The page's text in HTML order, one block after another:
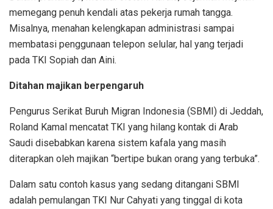
memegang penuh kendali atas pekerja rumah tangga.
Misalnya, menahan kelengkapan administrasi sampai
membatasi penggunaan telepon selular, hal yang terjadi
pada TKI Sopiah dan Aini.
Ditahan majikan berpengaruh
Pengurus Serikat Buruh Migran Indonesia (SBMI) di Jeddah,
Roland Kamal mencatat TKI yang hilang kontak di Arab
Saudi disebabkan karena sistem kafala yang masih
diterapkan oleh majikan “bertipe bukan orang yang terbuka”.
Dalam satu contoh kasus yang sedang ditangani SBMI
adalah pemulangan TKI Nur Cahyati yang tinggal di kota